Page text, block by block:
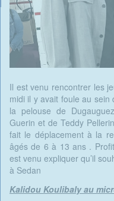
Il est venu rencontrer les
midi il y avait foule au
la pelouse de
Guerin et de Teddy
fait le déplacement à la
âgés de 6 à 13 ans .
est venu expliquer qu’il
à Sedan
Kalidou Koulibaly au